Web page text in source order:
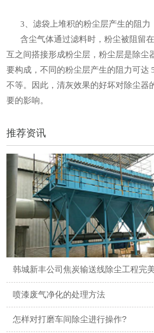
3、滤袋上堆积的粉尘层产生的阻力
含尘气体通过滤料时，粉尘被阻留
互之间搭接形成粉尘层，粉尘层是除尘
要构成，不同的粉尘层产生的阻力可达
不等。因此，清灰效果的好坏对除尘器
要的影响。
推荐资讯
韩城新丰公司焦炭输送线除尘工程完
喷漆废气净化的处理方法
怎样对打磨车间除尘进行操作?